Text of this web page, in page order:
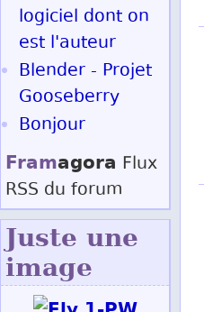
logiciel dont on
est l'auteur
Blender - Projet
Gooseberry
Bonjour
Framagora Flux
RSS du forum
Juste une
image